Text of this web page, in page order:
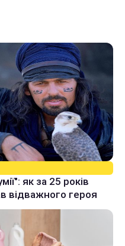
як за 25 років
відважного героя